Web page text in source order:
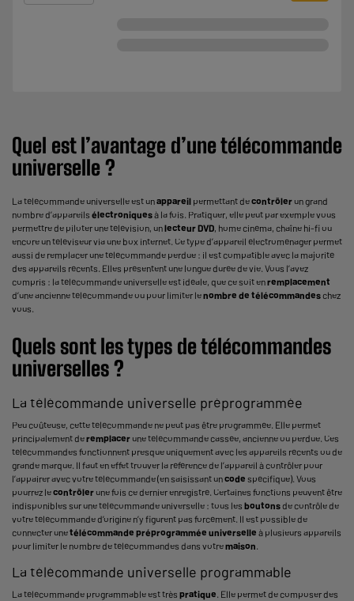
Quel est l’avantage d’une télécommande
universelle ?
Latélécommande universelleest unappareil permettant decontrôler un grand
nombre d’appareils électroniquesà la fois. Pratiquer, elle peut par exemple vous
permettre de piloter une télévision, unlecteur DVD, home cinéma, chaîne hi-fi ou
encore un téléviseur via une box internet. Ce type d’appareil électroménager permet
aussi de remplacer une télécommande perdue : il est compatible avec la majorité
des appareils récents. Elles présentent une longue durée de vie. Vous l’avez
compris : la télécommande universelle est idéale, que ce soit enremplacement
d’une ancienne télécommande ou pour limiter lenombre de télécommandeschez
vous.
Quels sont les types de télécommandes
universelles ?
La télécommande universelle préprogrammée
Peu coûteuse, cette télécommande ne peut pas être programmée. Elle permet
principalement deremplacer une télécommande cassée, ancienne ou perdue. Ces
télécommandes fonctionnent presque uniquement avec les appareils récents ou de
grande marque. Il faut en effet trouver la référence de l’appareil à contrôler pour
l’appairer avec votre télécommande (en saisissant uncode spécifique). Vous
pourrez lecontrôler une fois ce dernier enregistré. Certaines fonctions peuvent être
indisponibles sur une télécommande universelle : tous les boutonsde contrôle de
votre télécommande d’origine n’y figurent pas forcément. Il est possible de
connecter unetélécommande préprogrammée universelle à plusieurs appareils
pour limiter le nombre de télécommandes dans votremaison.
La télécommande universelle programmable
La télécommande programmable est très pratique. Elle permet de composer des